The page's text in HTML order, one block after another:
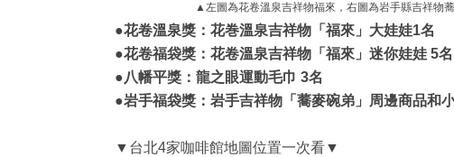
▲左圖為花卷溫泉吉祥物福來，右圖為岩手縣吉祥物
●花卷溫泉獎：花巻溫泉吉祥物「福來」大娃娃1名
●花卷福袋獎：花卷溫泉吉祥物「福來」迷你娃娃 5名
●八幡平獎：龍之眼運動毛巾 3名
●岩手福袋獎：岩手吉祥物「蕎麥碗弟」周邊商品和
▼台北4家咖啡館地圖位置一次看▼